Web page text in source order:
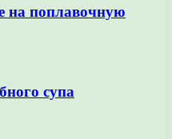
на поплавочную
супа